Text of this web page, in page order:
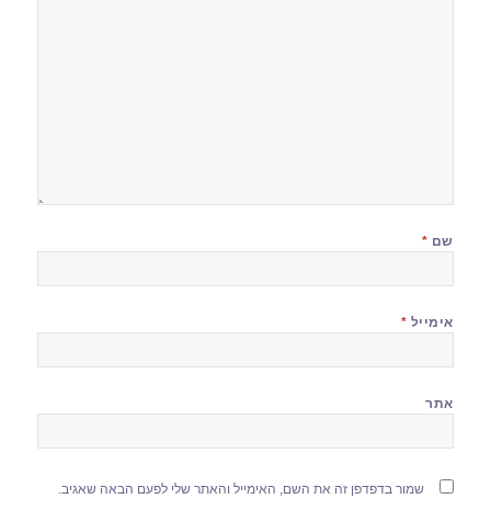
שם *
אימייל *
אתר
שמור בדפדפן זה את השם, האימייל והאתר שלי לפעם הבאה שאגיב.